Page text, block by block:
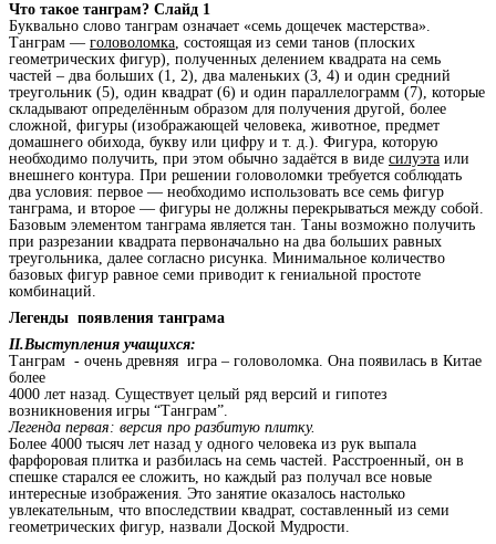
Что такое танграм? Слайд 1
Буквально слово танграм означает «семь дощечек мастерства».
Танграм — головоломка, состоящая из семи танов (плоских
геометрических фигур), полученных делением квадрата на семь
частей – два больших (1, 2), два маленьких (3, 4) и один средний
треугольник (5), один квадрат (6) и один параллелограмм (7), которые
складывают определённым образом для получения другой, более
сложной, фигуры (изображающей человека, животное, предмет
домашнего обихода, букву или цифру и т. д.). Фигура, которую
необходимо получить, при этом обычно задаётся в виде силуэта или
внешнего контура. При решении головоломки требуется соблюдать
два условия: первое — необходимо использовать все семь фигур
танграма, и второе — фигуры не должны перекрываться между собой.
Базовым элементом танграма является тан. Таны возможно получить
при разрезании квадрата первоначально на два больших равных
треугольника, далее согласно рисунка. Минимальное количество
базовых фигур равное семи приводит к гениальной простоте
комбинаций.
Легенды появления танграма
II.Выступления учащихся:
Танграм - очень древняя игра – головоломка. Она появилась в Китае
более
4000 лет назад. Существует целый ряд версий и гипотез
возникновения игры “Танграм”.
Легенда первая: версия про разбитую плитку.
Более 4000 тысяч лет назад у одного человека из рук выпала
фарфоровая плитка и разбилась на семь частей. Расстроенный, он в
спешке старался ее сложить, но каждый раз получал все новые
интересные изображения. Это занятие оказалось настолько
увлекательным, что впоследствии квадрат, составленный из семи
геометрических фигур, назвали Доской Мудрости.